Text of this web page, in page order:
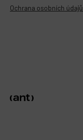
Ochrana osobních údajů